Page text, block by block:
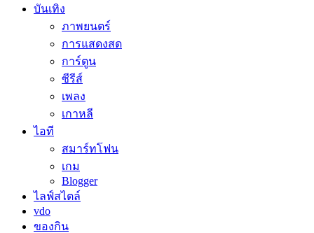
บันเทิง
ภาพยนตร์
การแสดงสด
การ์ตูน
ซีรีส์
เพลง
เกาหลี
ไอที
สมาร์ทโฟน
เกม
Blogger
ไลฟ์สไตล์
vdo
ของกิน